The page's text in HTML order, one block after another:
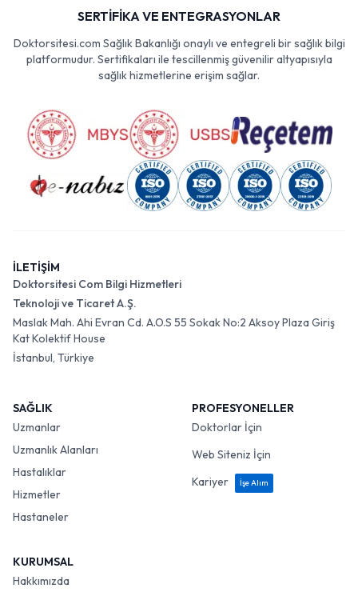
SERTİFİKA VE ENTEGRASYONLAR
Doktorsitesi.com Sağlık Bakanlığı onaylı ve entegreli bir sağlık bilgi
platformudur. Sertifikaları ile tescillenmiş güvenilir altyapısıyla
sağlık hizmetlerine erişim sağlar.
İLETİŞİM
Doktorsitesi Com Bilgi Hizmetleri
Teknoloji ve Ticaret A.Ş.
Maslak Mah. Ahi Evran Cd. A.O.S 55 Sokak No:2 Aksoy Plaza Giriş
Kat Kolektif House
İstanbul, Türkiye
SAĞLIK
Uzmanlar
Uzmanlık Alanları
Hastalıklar
Hizmetler
Hastaneler
PROFESYONELLER
Doktorlar İçin
Web Siteniz İçin
Kariyer
İşe Alım
KURUMSAL
Hakkımızda